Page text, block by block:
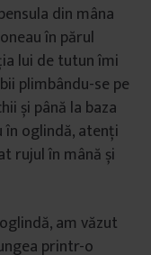
din mâna
în părul
lui de tutun îmi
plimbându-se pe
și până la baza
în oglindă, atenți
rujul în mână și
am văzut
printr-o